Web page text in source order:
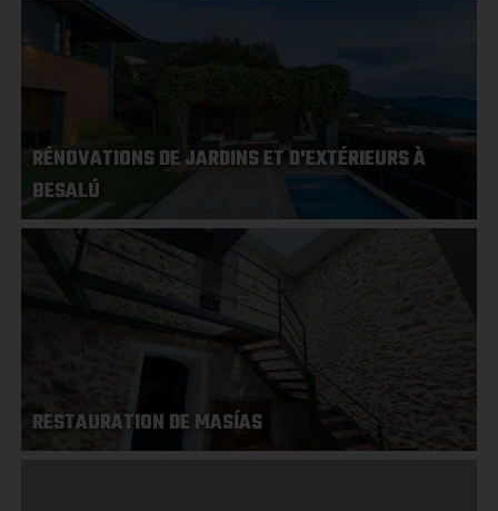
RÉNOVATIONS DE JARDINS ET D'EXTÉRIEURS À
BESALÚ
RESTAURATION DE MASÍAS